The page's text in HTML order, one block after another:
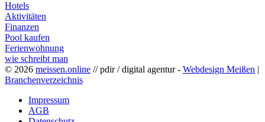
Hotels
Aktivitäten
Finanzen
Pool kaufen
Ferienwohnung
wie schreibt man
© 2026 meissen.online // pdir / digital agentur - Webdesign Meißen |
Branchenverzeichnis
Impressum
AGB